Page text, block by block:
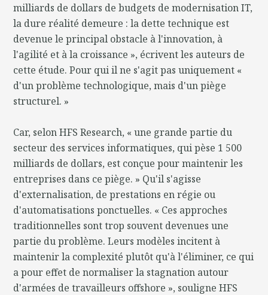
milliards de dollars de budgets de modernisation IT,
la dure réalité demeure : la dette technique est
devenue le principal obstacle à l'innovation, à
l'agilité et à la croissance », écrivent les auteurs de
cette étude. Pour qui il ne s'agit pas uniquement «
d'un problème technologique, mais d'un piège
structurel. »
Car, selon HFS Research, « une grande partie du
secteur des services informatiques, qui pèse 1 500
milliards de dollars, est conçue pour maintenir les
entreprises dans ce piège. » Qu'il s'agisse
d'externalisation, de prestations en régie ou
d'automatisations ponctuelles. « Ces approches
traditionnelles sont trop souvent devenues une
partie du problème. Leurs modèles incitent à
maintenir la complexité plutôt qu'à l'éliminer, ce qui
a pour effet de normaliser la stagnation autour
d'armées de travailleurs offshore », souligne HFS